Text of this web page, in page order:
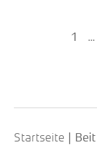
1 …
Startseite